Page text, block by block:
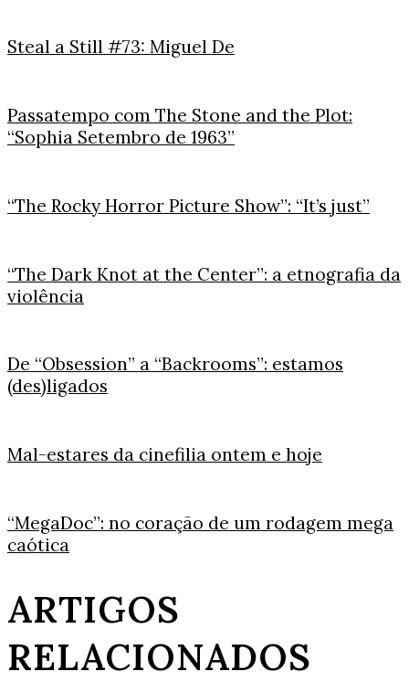
Steal a Still #73: Miguel De
Passatempo com The Stone and the Plot:
“Sophia Setembro de 1963”
“The Rocky Horror Picture Show”: “It’s just”
“The Dark Knot at the Center”: a etnografia da
violência
De “Obsession” a “Backrooms”: estamos
(des)ligados
Mal-estares da cinefilia ontem e hoje
“MegaDoc”: no coração de um rodagem mega
caótica
ARTIGOS
RELACIONADOS